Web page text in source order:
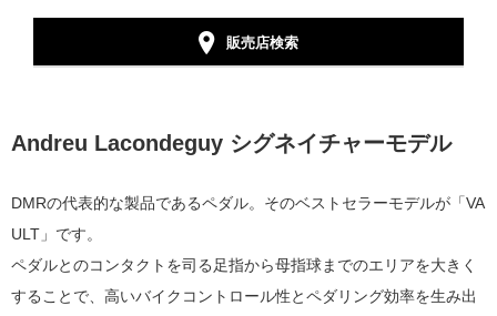
販売店検索
Andreu Lacondeguy シグネイチャーモデル
DMRの代表的な製品であるペダル。そのベストセラーモデルが「VA
ULT」です。
ペダルとのコンタクトを司る足指から母指球までのエリアを大きく
することで、高いバイクコントロール性とペダリング効率を生み出